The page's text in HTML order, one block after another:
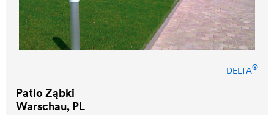
DELTA®
Patio Ząbki
Warschau, PL